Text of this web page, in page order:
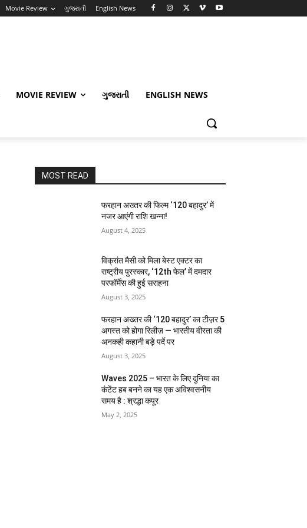
Movie Review ગુજરાતી English News
MOVIE REVIEW ગુજરાતી ENGLISH NEWS
MOST READ
फरहान अख्तर की फिल्म ‘120 बहादुर’ में
नजर आएंगी राशि खन्ना!
August 4, 2025
विक्रांत मैसी को मिला बेस्ट एक्टर का
राष्ट्रीय पुरस्कार, ‘12th फेल’ में दमदार
परफॉर्मेंस की हुई सराहना
August 3, 2025
फरहान अख्तर की ‘120 बहादुर’ का टीज़र 5
अगस्त को होगा रिलीज़ — भारतीय वीरता की
अनकही कहानी बड़े पर्दे पर
August 3, 2025
Waves 2025 – भारत के लिए दुनिया का
कंटेंट हब बनने का यह एक अविश्वसनीय
समय है : श्रद्धा कपूर
May 2, 2025